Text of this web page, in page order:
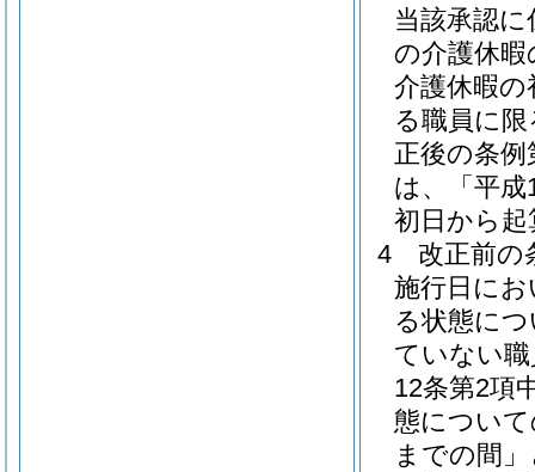
当該承認
の介護休
介護休暇
る職員に限
正後の条
は、「平
初日から
4
改正前の
施行日に
る状態に
ていない
12条第2項
態につい
までの間